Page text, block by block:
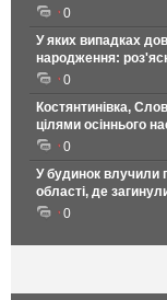
0
У яких випадках
народження:
0
Костянтинівка,
цілями осіннього
0
У будинок влучили
області, де
0